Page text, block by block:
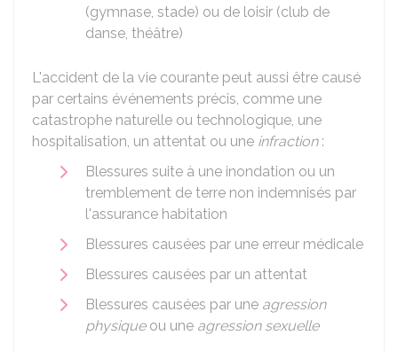
(gymnase, stade) ou de loisir (club de
danse, théâtre)
L'accident de la vie courante peut aussi être causé
par certains événements précis, comme une
catastrophe naturelle ou technologique, une
hospitalisation, un attentat ou une infraction:
Blessures suite à une inondation ou un
tremblement de terre non indemnisés par
l'assurance habitation
Blessures causées par une erreur médicale
Blessures causées par un attentat
Blessures causées par une agression
physiqueou une agression sexuelle